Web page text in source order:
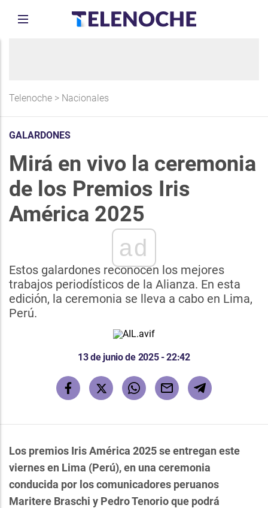
Telenoche > Nacionales
GALARDONES
Mirá en vivo la ceremonia
de los Premios Iris
América 2025
ad
Estos galardones reconocen los mejores
trabajos periodísticos de la Alianza. En esta
edición, la ceremonia se lleva a cabo en Lima,
Perú.
13 de junio de 2025 - 22:42
Los premios Iris América 2025 se entregan este
viernes en Lima (Perú), en una ceremonia
conducida por los comunicadores peruanos
Maritere Braschi y Pedro Tenorio que podrá